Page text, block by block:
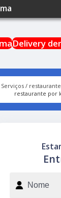
Delivery
Serviços
restaurante por